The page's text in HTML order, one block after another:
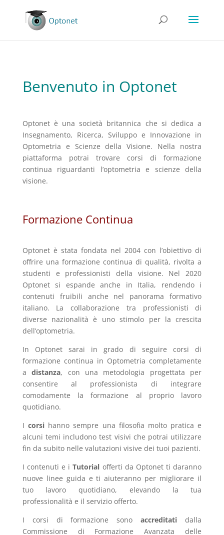
Benvenuto in Optonet
Optonet è una società britannica che si dedica a
Insegnamento, Ricerca, Sviluppo e Innovazione in
Optometria e Scienze della Visione. Nella nostra
piattaforma potrai trovare corsi di formazione
continua riguardanti l’optometria e scienze della
visione.
Formazione Continua
Optonet è stata fondata nel 2004 con l’obiettivo di
offrire una formazione continua di qualità, rivolta a
studenti e professionisti della visione. Nel 2020
Optonet si espande anche in Italia, rendendo i
contenuti fruibili anche nel panorama formativo
italiano. La collaborazione tra professionisti di
diverse nazionalità è uno stimolo per la crescita
dell’optometria.
In Optonet sarai in grado di seguire corsi di
formazione continua in Optometria completamente
adistanza, con una metodologia progettata per
consentire al professionista di integrare
comodamente la formazione al proprio lavoro
quotidiano.
I corsihanno sempre una filosofia molto pratica e
alcuni temi includono test visivi che potrai utilizzare
fin da subito nelle valutazioni visive dei tuoi pazienti.
I contenuti e iTutorial offerti da Optonet ti daranno
nuove linee guida e ti aiuteranno per migliorare il
tuo lavoro quotidiano, elevando la tua
professionalità e il servizio offerto.
I corsi di formazione sonoaccreditati dalla
Commissione di Formazione Avanzata delle